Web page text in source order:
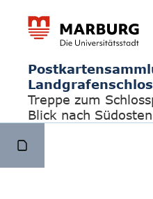
Treppe zum
Blick nach Südosten